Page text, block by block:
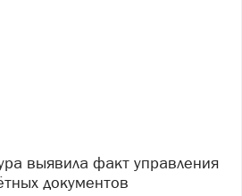
документов